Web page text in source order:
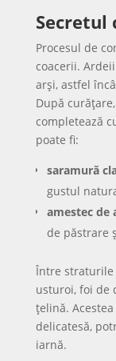
Secretul
Procesul de
coacerii.
arși, astfel
După
completează
poate fi:
saramură
gustul
amestec de
de păstrare
Între straturile
usturoi, foi de
țelină.
delicatesă,
iarnă.